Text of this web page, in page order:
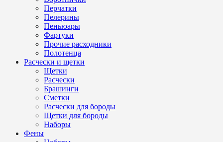
Перчатки
Пелерины
Пеньюары
Фартуки
Прочие расходники
Полотенца
Расчески и щетки
Щетки
Расчески
Брашинги
Сметки
Расчески для бороды
Щетки для бороды
Наборы
Фены